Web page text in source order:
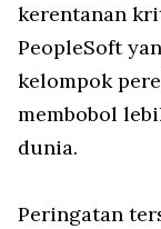
kerentanan
PeopleSoft
kelompok
membobol
dunia.
Peringatan